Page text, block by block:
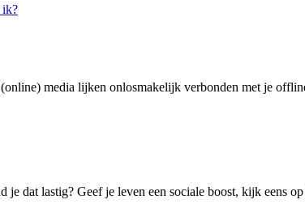
ik?
media lijken onlosmakelijk verbonden met je
je dat lastig? Geef je leven een sociale boost, kijk eens